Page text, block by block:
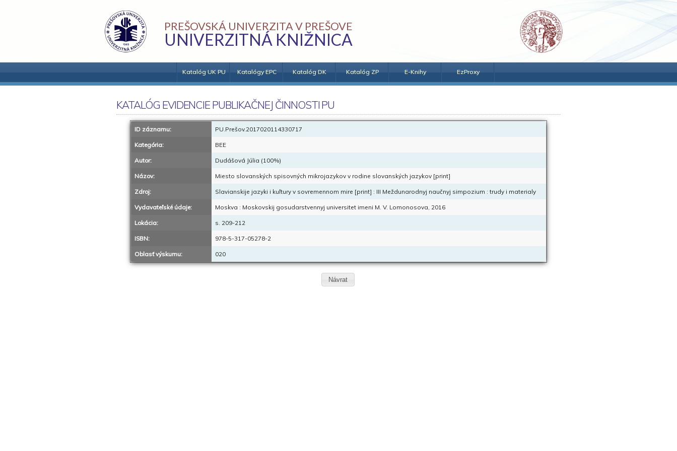
PREŠOVSKÁ UNIVERZITA V PREŠOVE
UNIVERZITNÁ KNIŽNICA
Katalóg UK PU Katalógy EPC Katalóg DK Katalóg ZP E-Knihy EzProxy
KATALÓG EVIDENCIE PUBLIKAČNEJ ČINNOSTI PU
ID záznamu: PU.Prešov.2017020114330717
Kategória: BEE
Autor: Dudášová Júlia (100%)
Názov: Miesto slovanských spisovných mikrojazykov v rodine slovanských jazykov [print]
Zdroj: Slavianskije jazyki i kuľtury v sovremennom mire [print] : III Meždunarodnyj naučnyj simpozium : trudy i materialy
Vydavateľské údaje: Moskva : Moskovskij gosudarstvennyj universitet imeni M. V. Lomonosova, 2016
Lokácia: s. 209-212
ISBN: 978-5-317-05278-2
Oblasť výskumu: 020